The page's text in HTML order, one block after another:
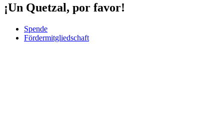
¡Un Quetzal, por favor!
Spende
Fördermitgliedschaft